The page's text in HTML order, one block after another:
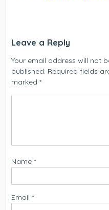
Leave a Reply
Your email address will not
published. Required fields
marked*
Name*
Email*